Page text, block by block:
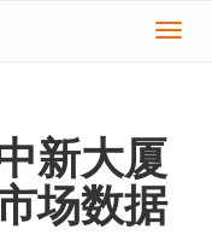
切
新大厦
场数据